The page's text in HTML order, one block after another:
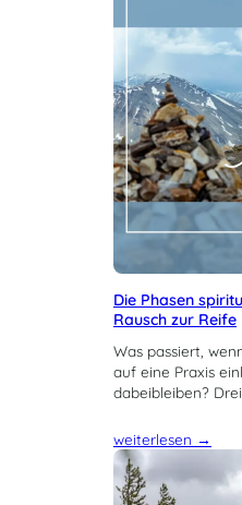
Die Phasen
Rausch zur Reife
Was passiert,
auf eine Praxis
dabeibleiben?
weiterlesen →